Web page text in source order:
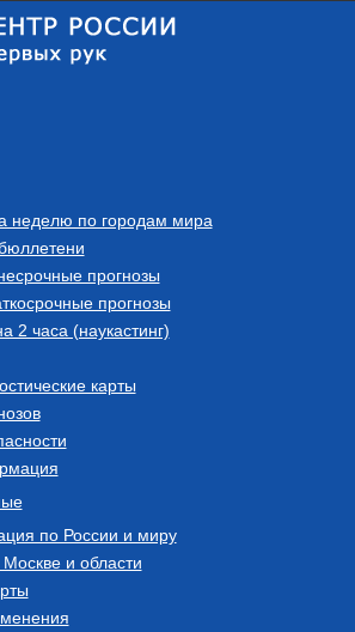
неделю по городам мира
прогнозы
прогнозы
2 часа (наукастинг)
карты
по России и миру
и области